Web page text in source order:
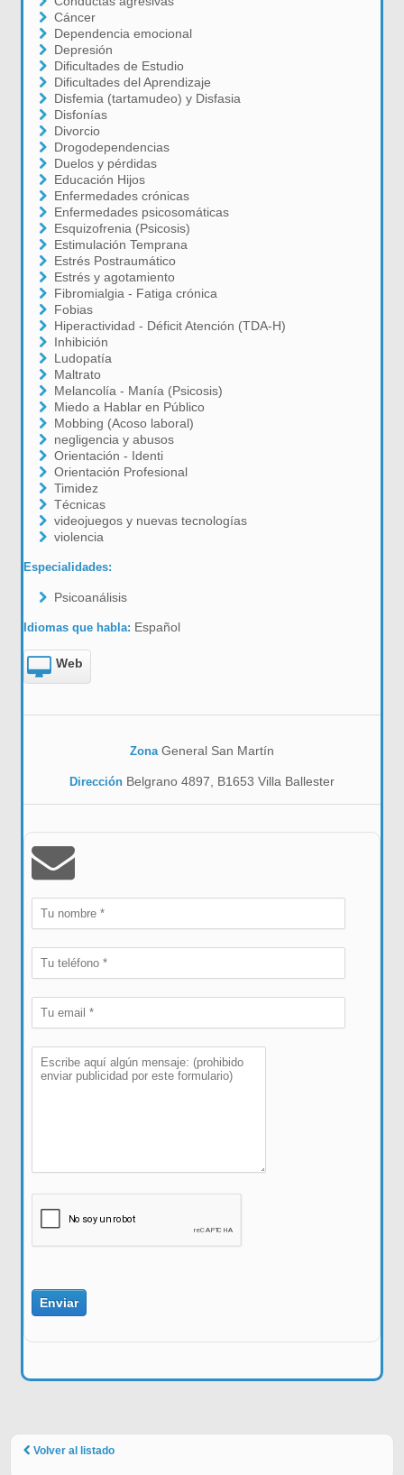
Cáncer
Dependencia emocional
Depresión
Dificultades de Estudio
Dificultades del Aprendizaje
Disfemia (tartamudeo) y Disfasia
Disfonías
Divorcio
Drogodependencias
Duelos y pérdidas
Educación Hijos
Enfermedades crónicas
Enfermedades psicosomáticas
Esquizofrenia (Psicosis)
Estimulación Temprana
Estrés Postraumático
Estrés y agotamiento
Fibromialgia - Fatiga crónica
Fobias
Hiperactividad - Déficit Atención (TDA-H)
Inhibición
Ludopatía
Maltrato
Melancolía - Manía (Psicosis)
Miedo a Hablar en Público
Mobbing (Acoso laboral)
negligencia y abusos
Orientación - Identi
Orientación Profesional
Timidez
Técnicas
videojuegos y nuevas tecnologías
violencia
Especialidades:
Psicoanálisis
Idiomas que habla: Español
Web
Zona General San Martín
Dirección Belgrano 4897, B1653 Villa Ballester
Volver al listado